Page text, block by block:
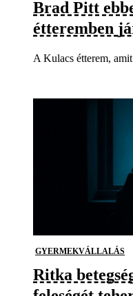
Brad Pitt
étteremben
A Kulacs étterem,
GYERMEKVÁLLALÁS
Ritka